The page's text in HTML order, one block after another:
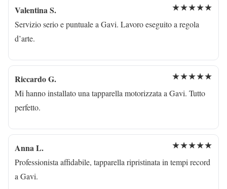
Valentina S. ★★★★★
Servizio serio e puntuale a Gavi. Lavoro eseguito a regola
d’arte.
Riccardo G. ★★★★★
Mi hanno installato una tapparella motorizzata a Gavi. Tutto
perfetto.
Anna L. ★★★★★
Professionista affidabile, tapparella ripristinata in tempi record
a Gavi.